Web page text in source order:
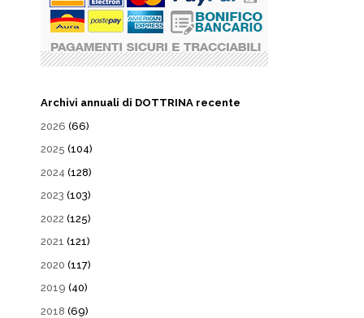
Archivi annuali di DOTTRINA recente
2026 (66)
2025 (104)
2024 (128)
2023 (103)
2022 (125)
2021 (121)
2020 (117)
2019 (40)
2018 (69)